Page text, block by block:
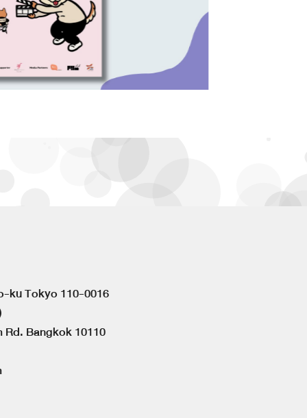
ku Tokyo 110-0016
Bangkok 10110